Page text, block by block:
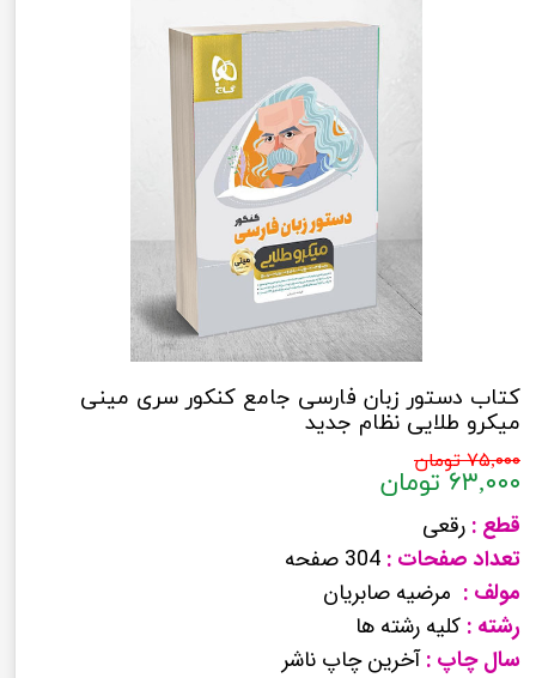
کتاب دستور زبان فارسی جامع کنکور سری مینی
میکرو طلایی نظام جدید
۷۵,۰۰۰ تومان
۶۳,۰۰۰ تومان
قطع : رقعی
تعداد صفحات : 304 صفحه
مولف : مرضیه صابریان
رشته : کلیه رشته ها
سال چاپ :آخرین چاپ ناشر